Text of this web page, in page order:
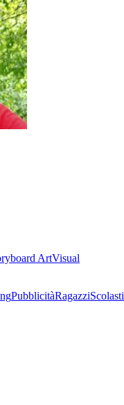
ArtVisual
PubblicitàRagazzi